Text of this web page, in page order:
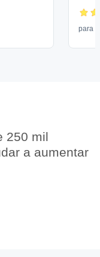
para
250 mil
a aumentar